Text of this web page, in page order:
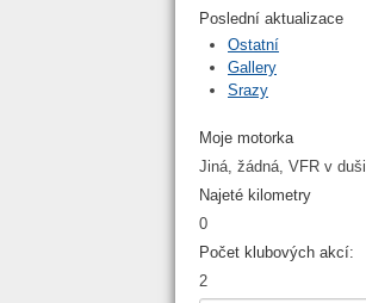
Poslední aktualizace
Ostatní
Gallery
Srazy
Moje motorka
Jiná, žádná, VFR v duši
Najeté kilometry
0
Počet klubových akcí:
2